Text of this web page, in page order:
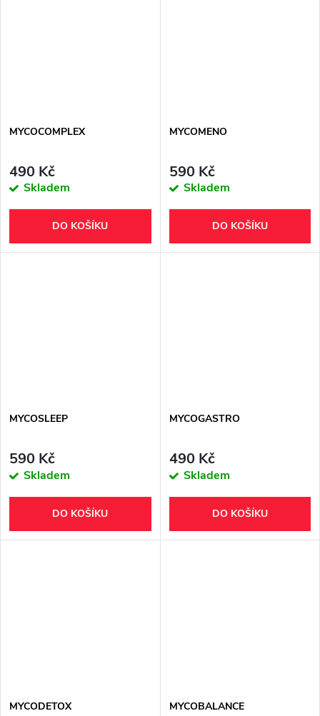
MYCOCOMPLEX
490 Kč
Skladem
DO KOŠÍKU
MYCOMENO
590 Kč
Skladem
DO KOŠÍKU
MYCOSLEEP
590 Kč
Skladem
DO KOŠÍKU
MYCOGASTRO
490 Kč
Skladem
DO KOŠÍKU
MYCODETOX MYCOBALANCE